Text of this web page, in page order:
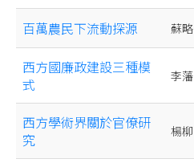
百萬農民下流動探源 蘇略
西方國廉政建設三種模
式
李藩
西方學術界關於官僚研
究
楊柳